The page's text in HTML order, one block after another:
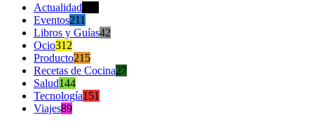
Actualidad
Eventos211
Libros y Guías42
Ocio312
Producto215
Recetas de Cocina27
Salud144
Tecnología151
Viajes89